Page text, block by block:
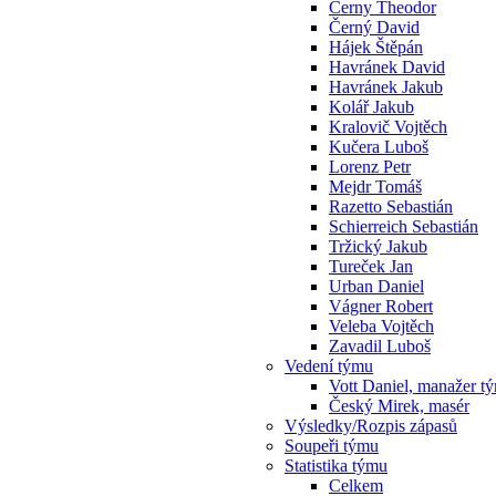
Cerny Theodor
Černý David
Hájek Štěpán
Havránek David
Havránek Jakub
Kolář Jakub
Kralovič Vojtěch
Kučera Luboš
Lorenz Petr
Mejdr Tomáš
Razetto Sebastián
Schierreich Sebastián
Tržický Jakub
Tureček Jan
Urban Daniel
Vágner Robert
Veleba Vojtěch
Zavadil Luboš
Vedení týmu
Vott Daniel, manažer
Český Mirek, masér
Výsledky/Rozpis zápasů
Soupeři týmu
Statistika týmu
Celkem